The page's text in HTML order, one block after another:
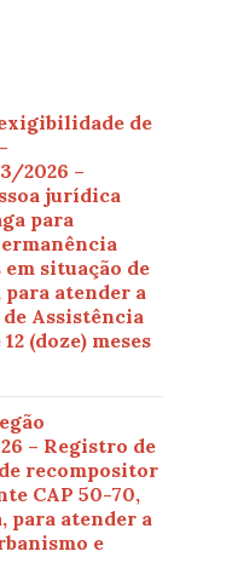
de
2026 –
jurídica
para
em situação de
atender a
Assistência
(doze) meses
– Registro de
recompositor
CAP 50-70,
para atender a
e